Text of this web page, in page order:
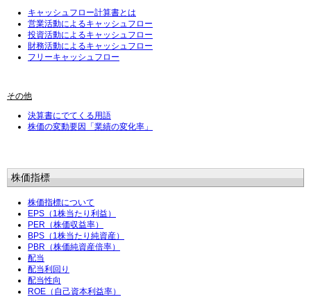
キャッシュフロー計算書とは
営業活動によるキャッシュフロー
投資活動によるキャッシュフロー
財務活動によるキャッシュフロー
フリーキャッシュフロー
その他
決算書にでてくる用語
株価の変動要因「業績の変化率」
株価指標
株価指標について
EPS（1株当たり利益）
PER（株価収益率）
BPS（1株当たり純資産）
PBR（株価純資産倍率）
配当
配当利回り
配当性向
ROE（自己資本利益率）